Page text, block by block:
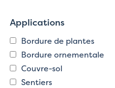
Applications
Bordure de plantes
Bordure ornementale
Couvre-sol
Sentiers